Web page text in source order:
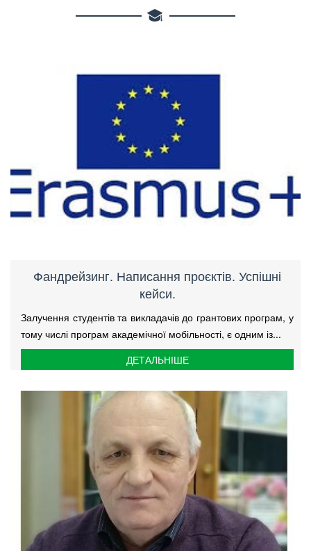
Фандрейзинг. Написання проєктів. Успішні
кейси.
Залучення студентів та викладачів до грантових програм, у
тому числі програм академічної мобільності, є одним із...
ДЕТАЛЬНІШЕ